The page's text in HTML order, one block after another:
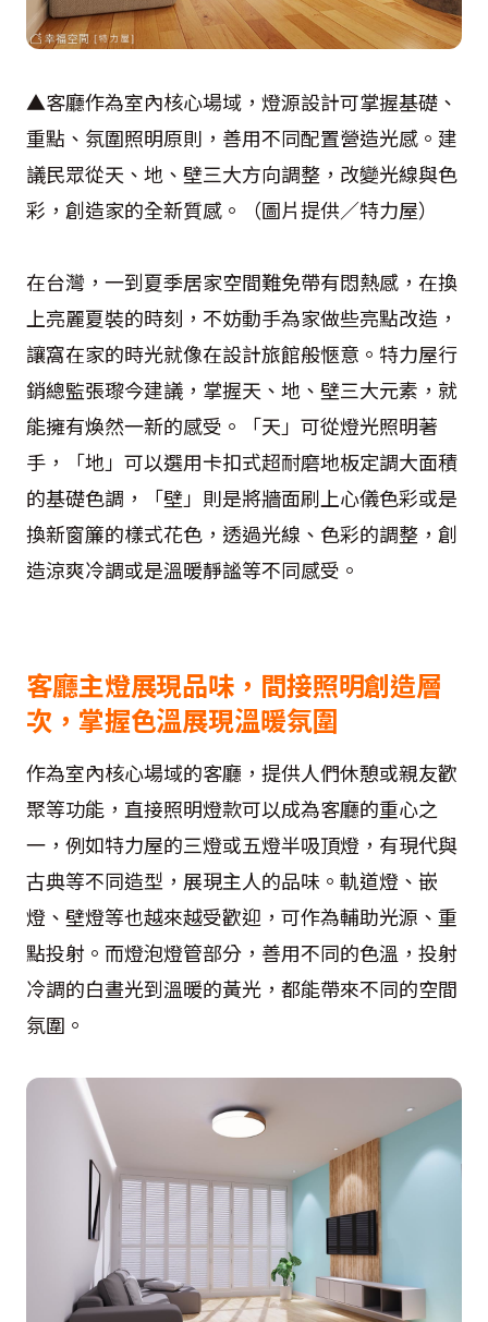
▲客廳作為室內核心場域，燈源設計可掌握基礎、
重點、氛圍照明原則，善用不同配置營造光感。建
議民眾從天、地、壁三大方向調整，改變光線與色
彩，創造家的全新質感。（圖片提供／特力屋）
在台灣，一到夏季居家空間難免帶有悶熱感，在換
上亮麗夏裝的時刻，不妨動手為家做些亮點改造，
讓窩在家的時光就像在設計旅館般愜意。特力屋行
銷總監張瓈今建議，掌握天、地、壁三大元素，就
能擁有煥然一新的感受。「天」可從燈光照明著
手，「地」可以選用卡扣式超耐磨地板定調大面積
的基礎色調，「壁」則是將牆面刷上心儀色彩或是
換新窗簾的樣式花色，透過光線、色彩的調整，創
造涼爽冷調或是溫暖靜謐等不同感受。
客廳主燈展現品味，間接照明創造層
次，掌握色溫展現溫暖氛圍
作為室內核心場域的客廳，提供人們休憩或親友歡
聚等功能，直接照明燈款可以成為客廳的重心之
一，例如特力屋的三燈或五燈半吸頂燈，有現代與
古典等不同造型，展現主人的品味。軌道燈、嵌
燈、壁燈等也越來越受歡迎，可作為輔助光源、重
點投射。而燈泡燈管部分，善用不同的色溫，投射
冷調的白晝光到溫暖的黃光，都能帶來不同的空間
氛圍。